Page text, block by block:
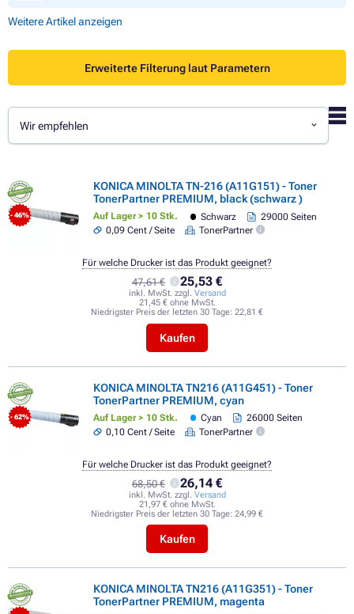
Weitere Artikel anzeigen
Erweiterte Filterung laut Parametern
Wir empfehlen
- 46%
KONICA MINOLTA TN-216 (A11G151) - Toner
TonerPartner PREMIUM, black (schwarz )
Auf Lager > 10 Stk. Schwarz
29000 Seiten
0,09 Cent / Seite
TonerPartner
47,61 € 25,53 €
inkl. MwSt. zzgl. Versand
21,45 € ohne MwSt.
Niedrigster Preis der letzten 30 Tage: 22,81 €
Kaufen
Für welche Drucker ist das Produkt geeignet?
- 62%
KONICA MINOLTA TN216 (A11G451) - Toner
TonerPartner PREMIUM, cyan
Auf Lager > 10 Stk. Cyan
26000 Seiten
0,10 Cent / Seite
TonerPartner
68,50 € 26,14 €
inkl. MwSt. zzgl. Versand
21,97 € ohne MwSt.
Niedrigster Preis der letzten 30 Tage: 24,99 €
Kaufen
Für welche Drucker ist das Produkt geeignet?
KONICA MINOLTA TN216 (A11G351) - Toner
TonerPartner PREMIUM, magenta